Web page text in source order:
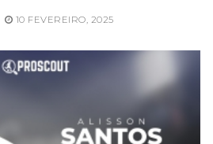
10 FEVEREIRO, 2025